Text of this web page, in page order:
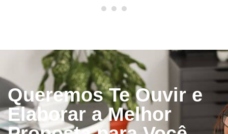
Queremos Te Ouvir e
Elaborar a Melhor